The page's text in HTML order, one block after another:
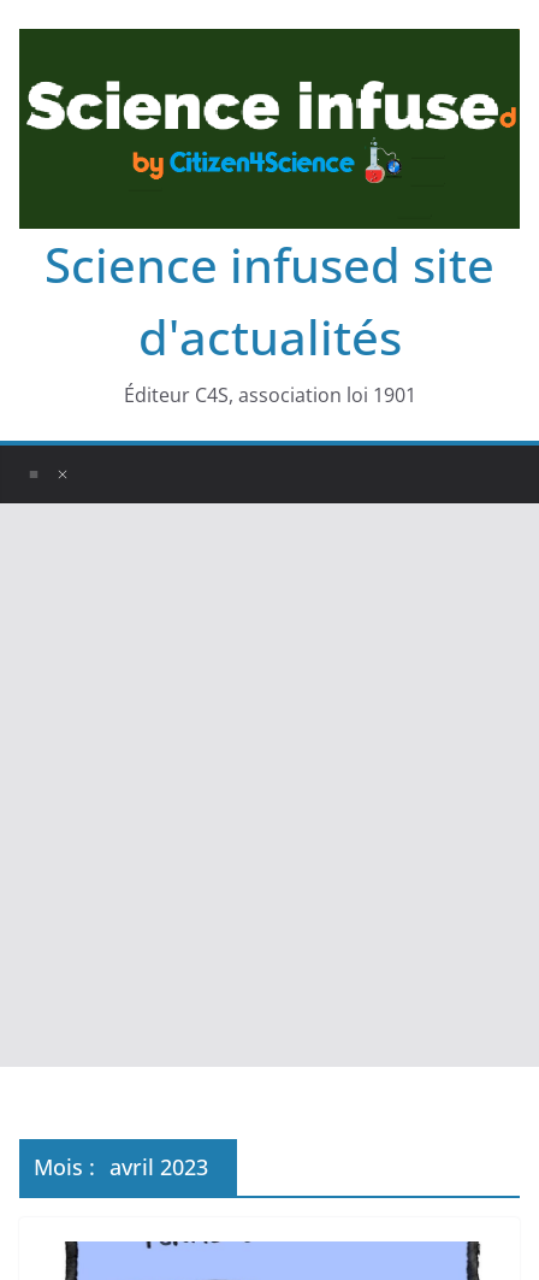
Science infused site
d'actualités
Éditeur C4S, association loi 1901
Mois : avril 2023